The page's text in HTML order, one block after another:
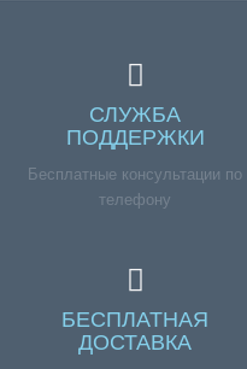
СЛУЖБА
ПОДДЕРЖКИ
Бесплатные консультации по
телефону
БЕСПЛАТНАЯ
ДОСТАВКА